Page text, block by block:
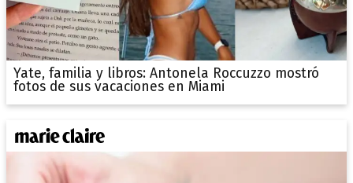
Yate, familia y libros: Antonela Roccuzzo mostró
fotos de sus vacaciones en Miami